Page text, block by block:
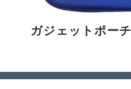
ガジェットポーチ